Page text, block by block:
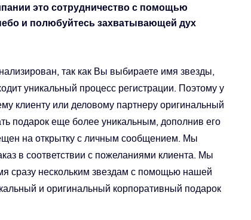
это сотрудничество с помощью
и полюбуйтесь захватывающей дух
так как Вы выбираете имя звезды,
уникальный процесс регистрации. Поэтому у
клиенту или деловому партнеру оригинальный
подарок еще более уникальным, дополнив его
на открытку с личным сообщением. Мы
в соответствии с пожеланиями клиента. Мы
сразу нескольким звездам с помощью нашей
и оригинальный корпоративный подарок